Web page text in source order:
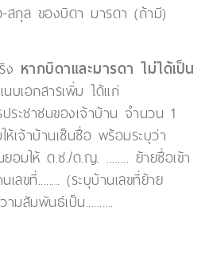
-สกุล ของบิดา มารดา (ถ้ามี)
ง หากบิดาและมารดา ไม่ได้เป็น
บเอกสารเพิ่ม ได้แก่
ประชาชนของเจ้าบ้าน จำนวน 1
เจ้าบ้านเซ็นชื่อ พร้อมระบุว่า
ยอมให้ ด.ช./ด.ญ. ........ ย้ายชื่อเข้า
เลขที่........ (ระบุบ้านเลขที่ย้าย
ามสัมพันธ์เป็น..........